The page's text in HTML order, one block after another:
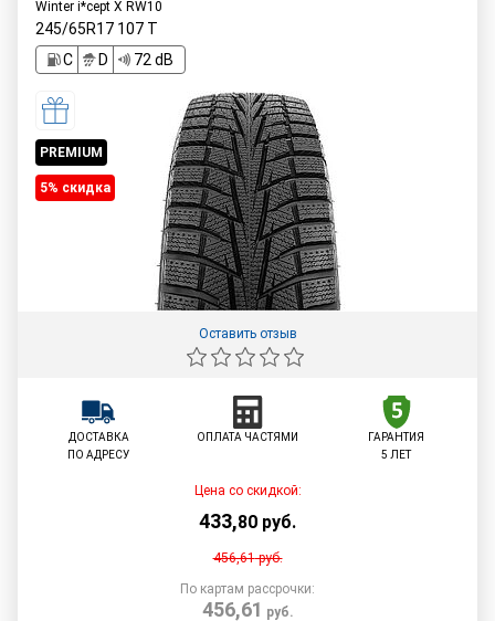
Winter i*cept X RW10
245/65R17 107 T
C
D 72 dB
PREMIUM
5% cкидка
Оставить отзыв
ДОСТАВКА
ПО АДРЕСУ
ОПЛАТА ЧАСТЯМИ
ГАРАНТИЯ
5 ЛЕТ
Цена со скидкой:
433,80 руб.
456,61руб.
По картам рассрочки:
456,61 руб.